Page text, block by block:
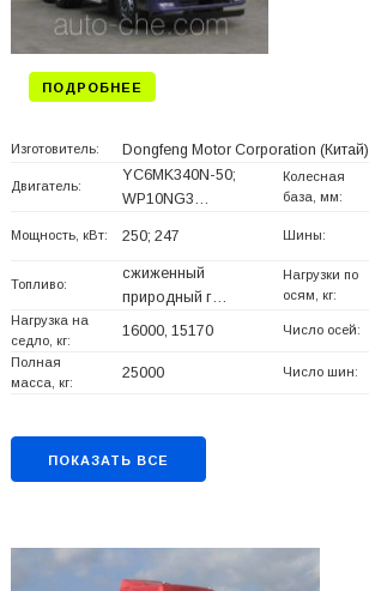
ПОДРОБНЕЕ
Изготовитель: Dongfeng Motor Corporation (Китай)
Двигатель:
YC6MK340N-50;
WP10NG3…
Колесная
база, мм:
Мощность, кВт: 250; 247 Шины:
Топливо:
сжиженный
природный г…
Нагрузки по
осям, кг:
Нагрузка на
седло, кг:
16000, 15170 Число осей:
Полная
масса, кг:
25000 Число шин:
ПОКАЗАТЬ ВСЕ